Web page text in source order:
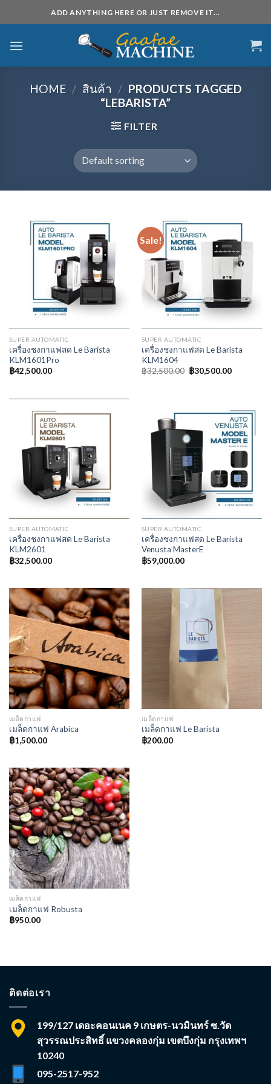
to
ADD ANYTHING HERE OR JUST REMOVE IT...
HOME / สินค้า / PRODUCTS TAGGED
“LEBARISTA”
FILTER
SUPER AUTOMATIC
เครื่องชงกาแฟสด Le Barista
KLM1601Pro
฿42,500.00
Sale!
SUPER AUTOMATIC
เครื่องชงกาแฟสด Le Barista
KLM1604
฿32,500.00 ฿30,500.00
SUPER AUTOMATIC
เครื่องชงกาแฟสด Le Barista
KLM2601
฿32,500.00
SUPER AUTOMATIC
เครื่องชงกาแฟสด Le Barista
Venusta MasterE
฿59,000.00
เมล็ดกาแฟ
เมล็ดกาแฟ Arabica
฿1,500.00
เมล็ดกาแฟ
เมล็ดกาแฟ Le Barista
฿200.00
เมล็ดกาแฟ
เมล็ดกาแฟ Robusta
฿950.00
ติดต่อเรา
199/127 เดอะคอนเนค 9 เกษตร-นวมินทร์ ซ.วัด
สุวรรณประสิทธิ์ แขวงคลองกุ่ม เขตบึงกุ่ม กรุงเทพฯ
10240
095-2517-952